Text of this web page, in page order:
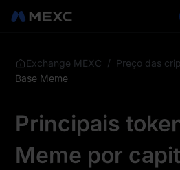
Exchange MEXC / Preço das
Base Meme
Principais
Meme por